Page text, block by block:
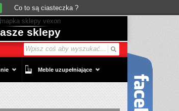
sklepy
Meble uzupełniające
Co to są ciasteczka ?